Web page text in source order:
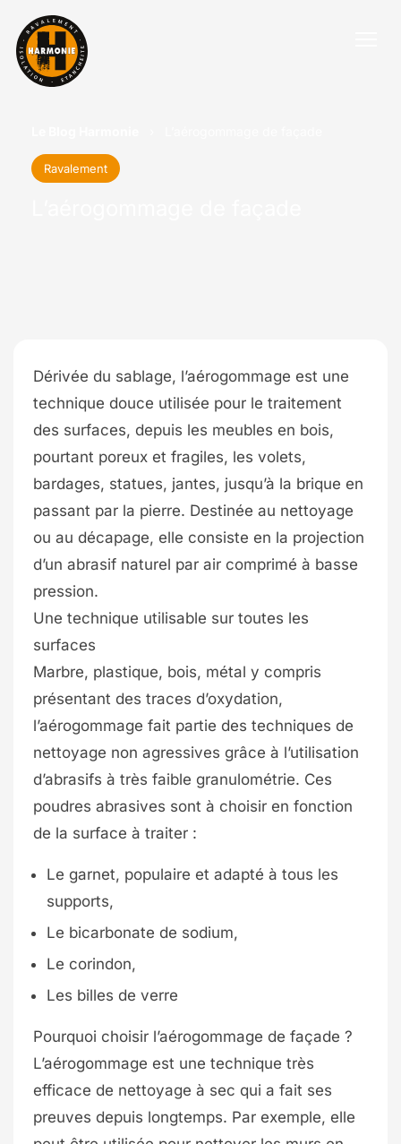
Ravalement
Dérivée du sablage, l’aérogommage est une
technique douce utilisée pour le traitement
des surfaces, depuis les meubles en bois,
pourtant poreux et fragiles, les volets,
bardages, statues, jantes, jusqu’à la brique en
passant par la pierre. Destinée au nettoyage
ou au décapage, elle consiste en la projection
d’un abrasif naturel par air comprimé à basse
pression.
Une technique utilisable sur toutes les
surfaces
Marbre, plastique, bois, métal y compris
présentant des traces d’oxydation,
l’aérogommage fait partie des techniques de
nettoyage non agressives grâce à l’utilisation
d’abrasifs à très faible granulométrie. Ces
poudres abrasives sont à choisir en fonction
de la surface à traiter :
Le garnet, populaire et adapté à tous les
supports,
Le bicarbonate de sodium,
Le corindon,
Les billes de verre
Pourquoi choisir l’aérogommage de façade ?
L’aérogommage est une technique très
efficace de nettoyage à sec qui a fait ses
preuves depuis longtemps. Par exemple, elle